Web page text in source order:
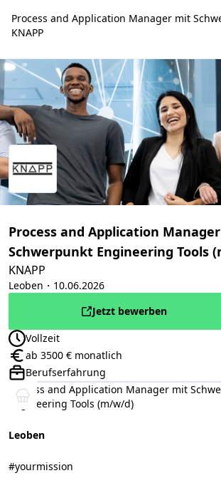
KNAPP
Process and Application
Schwerpunkt Engineering Tools
KNAPP
Leoben ・10.06.2026
Jetzt bewerben
Anstellungsart:
Vollzeit
Gehalt:ab 3500 € monatlich
Positionsebene:
Berufserfahrung
Process and Application Manager mit
Engineering Tools (m/w/d)
Leoben
#yourmission